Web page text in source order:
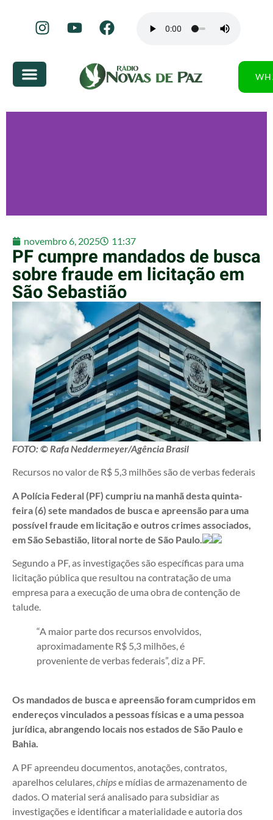
novembro 6, 2025 11:37
PF cumpre mandados de busca
sobre fraude em licitação em
São Sebastião
FOTO: © Rafa Neddermeyer/Agência Brasil
Recursos no valor de R$ 5,3 milhões são de verbas federais
A Polícia Federal (PF) cumpriu na manhã desta quinta-
feira (6) sete mandados de busca e apreensão para uma
possível fraude em licitação e outros crimes associados,
em São Sebastião, litoral norte de São Paulo.
Segundo a PF, as investigações são específicas para uma
licitação pública que resultou na contratação de uma
empresa para a execução de uma obra de contenção de
talude.
“A maior parte dos recursos envolvidos,
aproximadamente R$ 5,3 milhões, é
proveniente de verbas federais”, diz a PF.
Os mandados de busca e apreensão foram cumpridos em
endereços vinculados a pessoas físicas e a uma pessoa
jurídica, abrangendo locais nos estados de São Paulo e
Bahia.
A PF apreendeu documentos, anotações, contratos,
aparelhos celulares, chipse mídias de armazenamento de
dados. O material será analisado para subsidiar as
investigações e identificar a materialidade e autoria dos